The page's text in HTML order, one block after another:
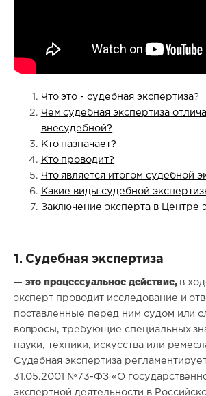
Что это - судебная экспертиза?
Чем судебная экспертиза
внесудебной?
Кто назначает?
Кто проводит?
Что является итогом судебной
Какие виды судебной
Заключение эксперта в Центре
1. Судебная экспертиза
— это процессуальное действие,в
эксперт проводит исследование и
поставленные перед ним судом или
вопросы, требующие специальных
науки, техники, искусства или
Судебная экспертиза
31.05.2001 №73-ФЗ «О
экспертной деятельности в